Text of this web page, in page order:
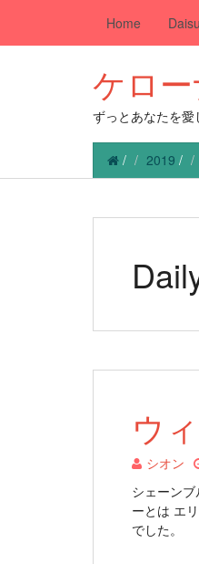
Home
ケロ
ずっとあなたを愛
/ 2019 /
ウ
シオン
シェーン
ーとは エ
でした。